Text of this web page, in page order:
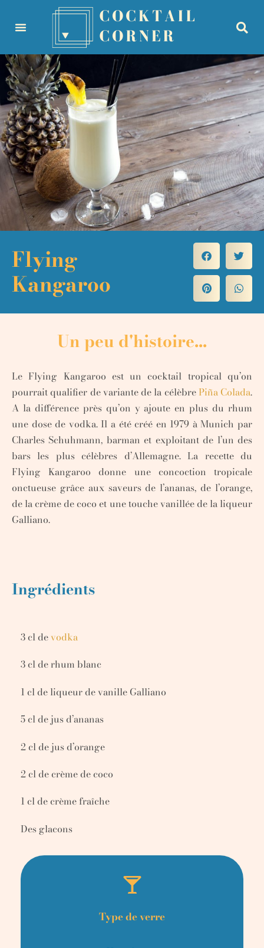
Flying
Kangaroo
Un peu d'histoire...
Le Flying Kangaroo est un cocktail tropical qu’on
pourrait qualifier de variante de la célèbrePiña Colada.
A la différence près qu’on y ajoute en plus du rhum
une dose de vodka. Il a été créé en 1979 à Munich par
Charles Schuhmann, barman et exploitant de l’un des
bars les plus célèbres d’Allemagne. La recette du
Flying Kangaroo donne une concoction tropicale
onctueuse grâce aux saveurs de l’ananas, de l’orange,
de la crème de coco et une touche vanillée de la liqueur
Galliano.
Ingrédients
3 cl devodka
3 cl de rhum blanc
1 cl de liqueur de vanille Galliano
5 cl de jus d’ananas
2 cl de jus d’orange
2 cl de crème de coco
1 cl de crème fraîche
Des glacons
Type de verre